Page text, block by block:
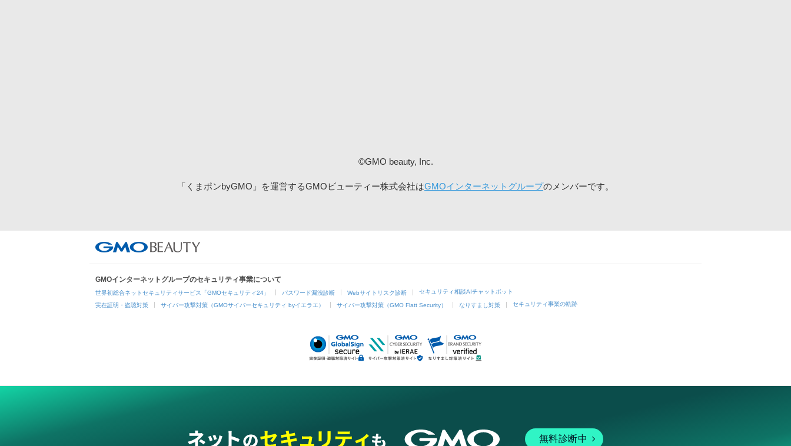
©GMO beauty, Inc.
「くまポンbyGMO」を運営するGMOビューティー株式会社はGMOインターネットグループのメンバーです。
GMOインターネットグループのセキュリティ事業について
世界初総合ネットセキュリティサービス「GMOセキュリティ24」 パスワード漏洩診断 Webサイトリスク診断 セキュリティ相談AIチャットボット
実在証明・盗聴対策 サイバー攻撃対策（GMOサイバーセキュリティ byイエラエ） サイバー攻撃対策（GMO Flatt Security） なりすまし対策 セキュリティ事業の軌跡
無料診断中